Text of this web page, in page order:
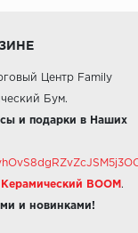
Центр Family
Бум.
и подарки в Наших
Керамический BOOM .
и новинками!